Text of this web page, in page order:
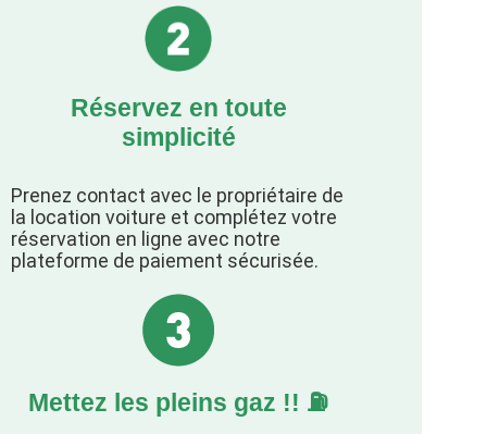
Réservez en toute
simplicité
Prenez contact avec le propriétaire de
la location voiture et complétez votre
réservation en ligne avec notre
plateforme de paiement sécurisée.
Mettez les pleins gaz !! ⛽️